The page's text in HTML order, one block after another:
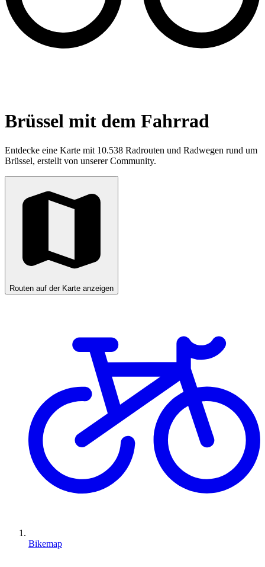
Brüssel mit dem Fahrrad
Entdecke eine Karte mit 10.538 Radrouten und Radwegen rund um
Brüssel, erstellt von unserer Community.
Routen auf der Karte anzeigen
Bikemap